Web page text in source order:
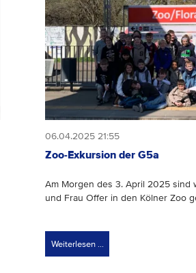
06.04.2025 21:55
Zoo-Exkursion der G5a
Am Morgen des 3. April 2025 sind
und Frau Offer in den Kölner Zoo
Weiterlesen …